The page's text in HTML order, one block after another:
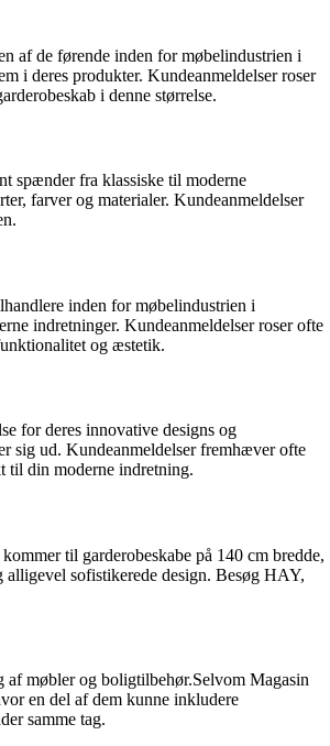
af de førende inden for møbelindustrien i
i deres produkter. Kundeanmeldelser roser
i denne størrelse.
spænder fra klassiske til moderne
farver og materialer. Kundeanmeldelser
inden for møbelindustrien i
indretninger. Kundeanmeldelser roser ofte
og æstetik.
for deres innovative designs og
sig ud. Kundeanmeldelser fremhæver ofte
til din moderne indretning.
til garderobeskabe på 140 cm bredde,
sofistikerede design. Besøg HAY,
af møbler og boligtilbehør.Selvom Magasin
en del af dem kunne inkludere
samme tag.